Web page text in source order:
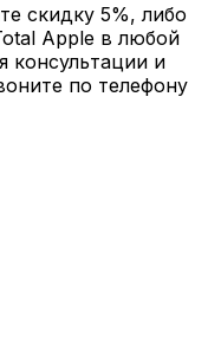
скидку 5%, либо
Apple в любой
консультации и
по телефону